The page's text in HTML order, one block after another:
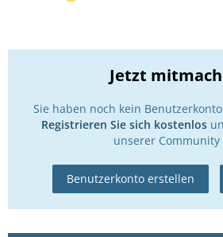
Jetzt
Sie haben noch kein
Registrieren Sie sich kostenlos
unserer Community
Benutzerkonto erstellen